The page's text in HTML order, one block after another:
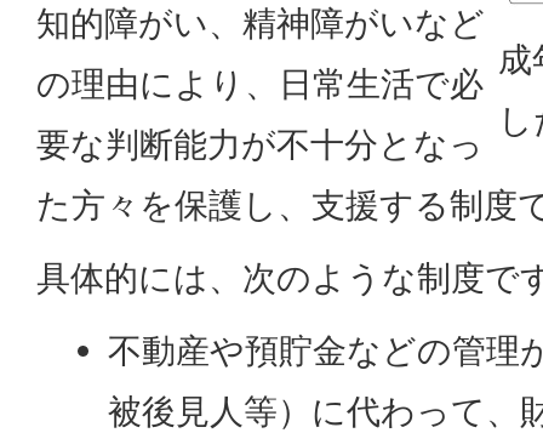
成
知的障がい、精神障がいなど
の理由により、日常生活で必
要な判断能力が不十分となっ
た方々を保護し、支援する制度
具体的には、次のような制度で
不動産や預貯金などの管理
被後見人等）に代わって、